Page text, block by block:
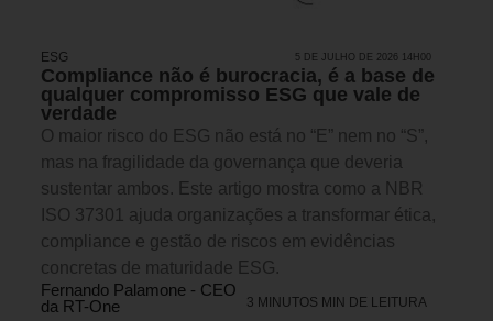
ESG 5 DE JULHO DE 2026 14H00
Compliance não é burocracia, é a base de
qualquer compromisso ESG que vale de
verdade
O maior risco do ESG não está no “E” nem no “S”,
mas na fragilidade da governança que deveria
sustentar ambos. Este artigo mostra como a NBR
ISO 37301 ajuda organizações a transformar ética,
compliance e gestão de riscos em evidências
concretas de maturidade ESG.
Fernando Palamone - CEO
da RT-One
3 MINUTOS MIN DE LEITURA